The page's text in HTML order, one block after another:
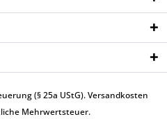
(§ 25a UStG).Versandkosten
Mehrwertsteuer.